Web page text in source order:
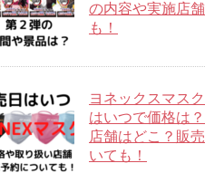
の内容や実施店
も！
ヨネックスマス
はいつで価格は
店舗はどこ？販
いても！